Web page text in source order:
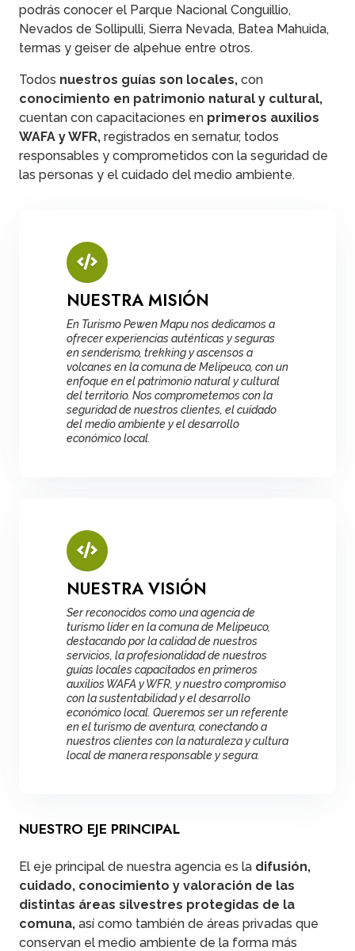
podrás conocer el Parque Nacional Conguillio,
Nevados de Sollipulli, Sierra Nevada, Batea Mahuida,
termas y geiser de alpehue entre otros.
Todos nuestros guías son locales, con
conocimiento en patrimonio natural y cultural,
cuentan con capacitaciones en primeros auxilios
WAFA y WFR, registrados en sernatur, todos
responsables y comprometidos con la seguridad de
las personas y el cuidado del medio ambiente.
NUESTRA MISIÓN
En Turismo Pewen Mapu nos dedicamos a
ofrecer experiencias auténticas y seguras
en senderismo, trekking y ascensos a
volcanes en la comuna de Melipeuco, con un
enfoque en el patrimonio natural y cultural
del territorio. Nos comprometemos con la
seguridad de nuestros clientes, el cuidado
del medio ambiente y el desarrollo
económico local.
NUESTRA VISIÓN
Ser reconocidos como una agencia de
turismo líder en la comuna de Melipeuco,
destacando por la calidad de nuestros
servicios, la profesionalidad de nuestros
guías locales capacitados en primeros
auxilios WAFA y WFR, y nuestro compromiso
con la sustentabilidad y el desarrollo
económico local. Queremos ser un referente
en el turismo de aventura, conectando a
nuestros clientes con la naturaleza y cultura
local de manera responsable y segura.
NUESTRO EJE PRINCIPAL
El eje principal de nuestra agencia es la difusión,
cuidado, conocimiento y valoración de las
distintas áreas silvestres protegidas de la
comuna, así como también de áreas privadas que
conservan el medio ambiente de la forma más